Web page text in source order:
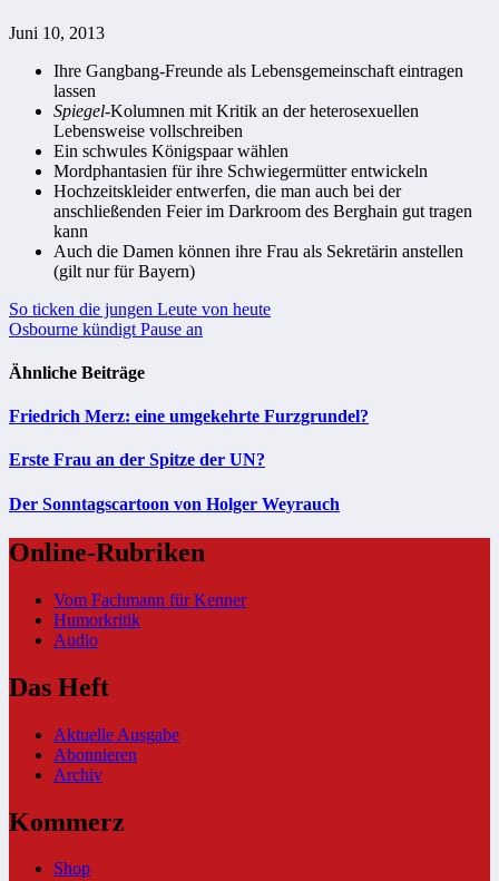
Juni 10, 2013
Ihre Gangbang-Freunde als Lebensgemeinschaft eintragen
lassen
Spiegel-Kolumnen mit Kritik an der heterosexuellen
Lebensweise vollschreiben
Ein schwules Königspaar wählen
Mordphantasien für ihre Schwiegermütter entwickeln
Hochzeitskleider entwerfen, die man auch bei der
anschließenden Feier im Darkroom des Berghain gut tragen
kann
Auch die Damen können ihre Frau als Sekretärin anstellen
(gilt nur für Bayern)
Beitragsnavigation
So ticken die jungen Leute von heute
Osbourne kündigt Pause an
Ähnliche Beiträge
Friedrich Merz: eine umgekehrte Furzgrundel?
Erste Frau an der Spitze der UN?
Der Sonntagscartoon von Holger Weyrauch
Online-Rubriken
Vom Fachmann für Kenner
Humorkritik
Audio
Das Heft
Aktuelle Ausgabe
Abonnieren
Archiv
Kommerz
Shop